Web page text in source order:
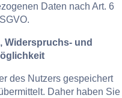
Daten nach Art. 6
Widerspruchs- und
des Nutzers gespeichert
Daher haben Sie